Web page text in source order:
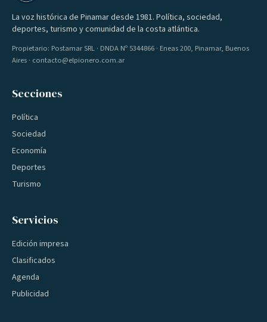
La voz histórica de Pinamar desde 1981. Política, sociedad,
deportes, turismo y comunidad de la costa atlántica.
Propietario: Postamar SRL · DNDA Nº 5344866 · Eneas 200, Pinamar, Buenos
Aires · contacto@elpionero.com.ar
Secciones
Política
Sociedad
Economía
Deportes
Turismo
Servicios
Edición impresa
Clasificados
Agenda
Publicidad